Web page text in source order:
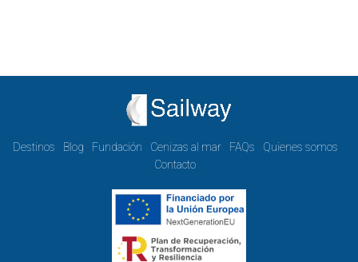
Destinos Blog Fundación Cenizas al mar FAQs
Quienes somos
Contacto